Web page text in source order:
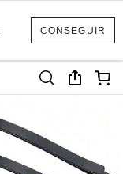
CONSEGUIR